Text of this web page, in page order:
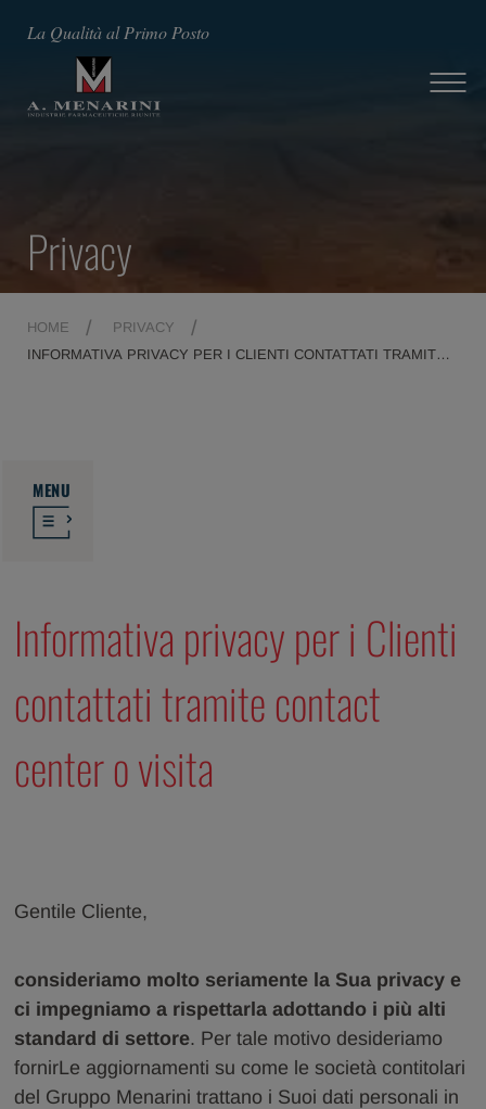
La Qualità al Primo Posto
Privacy
HOME
PRIVACY
INFORMATIVA PRIVACY PER I CLIENTI CONTATTATI TRAMITE
MENU
Informativa privacy per i Clienti
contattati tramite contact
center o visita
Gentile Cliente,
consideriamo molto seriamente la Sua privacy e
ci impegniamo a rispettarla adottando i più alti
standard di settore. Per tale motivo desideriamo
fornirLe aggiornamenti su come le società contitolari
del Gruppo Menarini trattano i Suoi dati personali in